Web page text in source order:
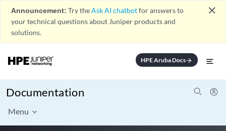
Announcement: Try theAsk AI chatbotfor answers to
your technical questions about Juniper products and
solutions.
close
HPE Aruba Docsarrow_forward
Documentation
Menu